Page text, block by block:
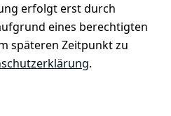
erfolgt erst durch
eines berechtigten
späteren Zeitpunkt zu
.